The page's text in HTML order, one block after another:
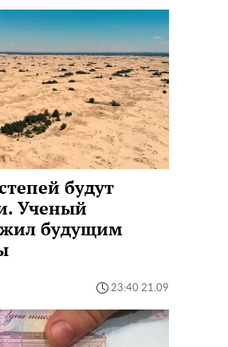
будут
Ученый
будущим
23:40 21.09